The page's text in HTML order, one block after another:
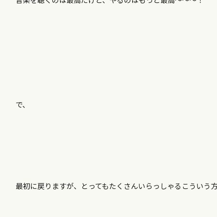
で、
最初に戻りますが、とってもたくさんいらっしゃるこういう